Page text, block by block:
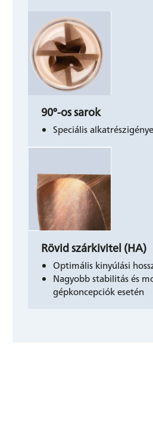
90°-os sarok
Speciális
Rövid szárkivitel (HA)
Optimális kinyúlási
Nagyobb stabilitás és
gépkoncepciók esetén